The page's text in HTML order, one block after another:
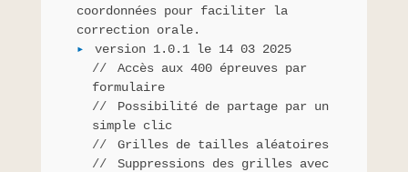
coordonnées pour faciliter la
correction orale.
version 1.0.1 le 14 03 2025
Accès aux 400 épreuves par
formulaire
Possibilité de partage par un
simple clic
Grilles de tailles aléatoires
Suppressions des grilles avec